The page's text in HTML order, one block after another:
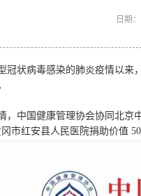
日期：
冠状病毒感染的肺炎疫情以
中国健康管理协会协同北京
市红安县人民医院捐助价值